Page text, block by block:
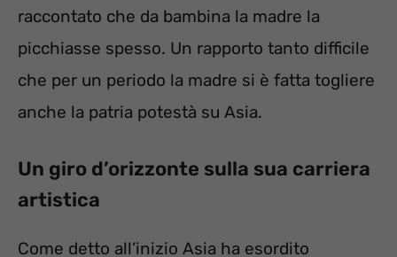
raccontato che da bambina la madre la
picchiasse spesso. Un rapporto tanto difficile
che per un periodo la madre si è fatta togliere
anche la patria potestà su Asia.
Un giro d’orizzonte sulla sua carriera
artistica
Come detto all’inizio Asia ha esordito